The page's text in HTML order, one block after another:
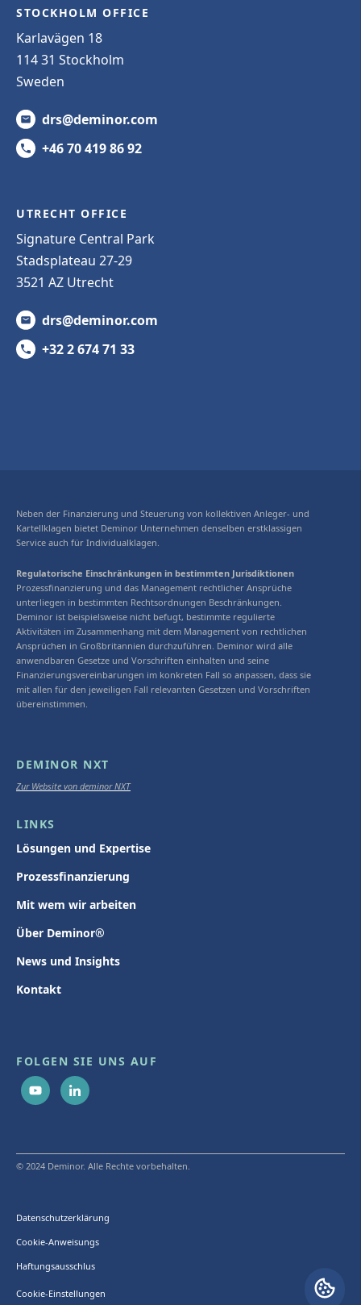
STOCKHOLM OFFICE
Karlavägen 18
114 31 Stockholm
Sweden
drs@deminor.com
+46 70 419 86 92
UTRECHT OFFICE
Signature Central Park
Stadsplateau 27-29
3521 AZ Utrecht
drs@deminor.com
+32 2 674 71 33
Neben der Finanzierung und Steuerung von kollektiven Anleger- und
Kartellklagen bietet Deminor Unternehmen denselben erstklassigen
Service auch für Individualklagen.
Regulatorische Einschränkungen in bestimmten Jurisdiktionen
Prozessfinanzierung und das Management rechtlicher Ansprüche
unterliegen in bestimmten Rechtsordnungen Beschränkungen.
Deminor ist beispielsweise nicht befugt, bestimmte regulierte
Aktivitäten im Zusammenhang mit dem Management von rechtlichen
Ansprüchen in Großbritannien durchzuführen. Deminor wird alle
anwendbaren Gesetze und Vorschriften einhalten und seine
Finanzierungsvereinbarungen im konkreten Fall so anpassen, dass sie
mit allen für den jeweiligen Fall relevanten Gesetzen und Vorschriften
übereinstimmen.
DEMINOR NXT
Zur Website von deminor NXT
LINKS
Lösungen und Expertise
Prozessfinanzierung
Mit wem wir arbeiten
Über Deminor®
News und Insights
Kontakt
FOLGEN SIE UNS AUF
© 2024 Deminor. Alle Rechte vorbehalten.
Datenschutzerklärung
Cookie-Anweisungs
Haftungsausschlus
Cookie-Einstellungen